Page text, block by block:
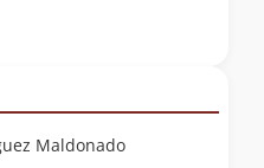
Maldonado